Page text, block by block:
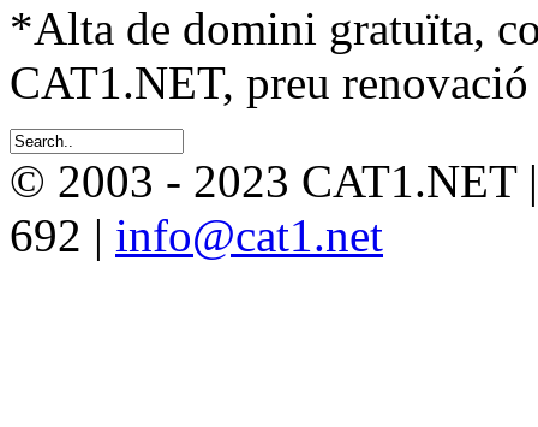
*Alta de domini gratuïta,
CAT1.NET, preu
© 2003 - 2023 CAT1.NET
692 | info@cat1.net